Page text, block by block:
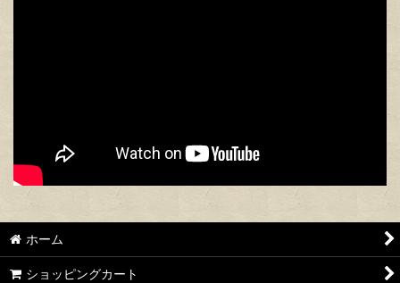
ホーム
ショッピングカート